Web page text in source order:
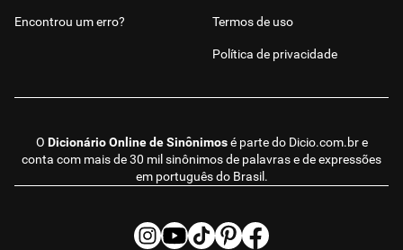
O Dicionário Online de Sinônimosé parte do Dicio.com.bre
conta com mais de 30 mil sinônimos de palavras e de expressões
em português do Brasil.
Encontrou um erro? Termos de uso
Política de privacidade